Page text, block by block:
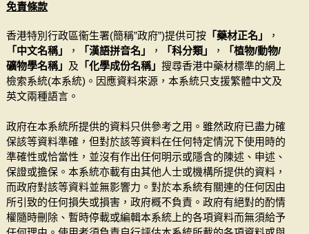
免責條款
香港特別行政區衞生署(簡稱”政府”)提供可按「藥材正名」
，
「中文名稱」
， 「漢語拼音名」 ， 「科分類」 ，
「植物/動物/
礦物學名稱」 及 「化學成份名稱」 搜尋香港中藥材標準的網上
檢索系統(本系統)。因應資料來源，本系統只支援繁體中文及
英文兩種語言。
政府在本系統所提供的資料只供參考之用。雖然政府已盡力確
保該等資料準確，但對於該等資料在任何特定情況下使用時的
準確性或恰當性，並沒有作出任何明示或隱含的陳述、申述、
保證或擔保。本系統亦載有由其他人士或機構所提供的資料，
而政府對該等資料並無影響力。對於本系統有關連的任何因由
所引致的任何損失或損害，政府概不負責。政府有絕對的酌情
權隨時刪除、暫時停載或編輯本系統上的各項資料而無須給予